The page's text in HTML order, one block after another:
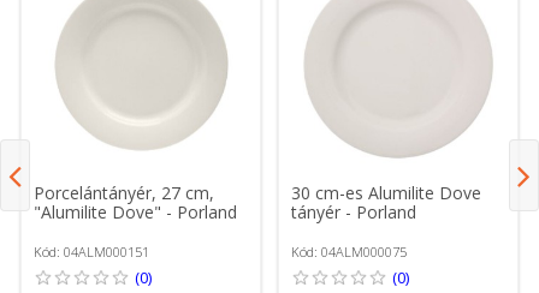
Porcelántányér, 27 cm,
"Alumilite Dove" - ​​Porland
Kód: 04ALM000151
(0)
30 cm-es Alumilite Dove
tányér - Porland
Kód: 04ALM000075
(0)